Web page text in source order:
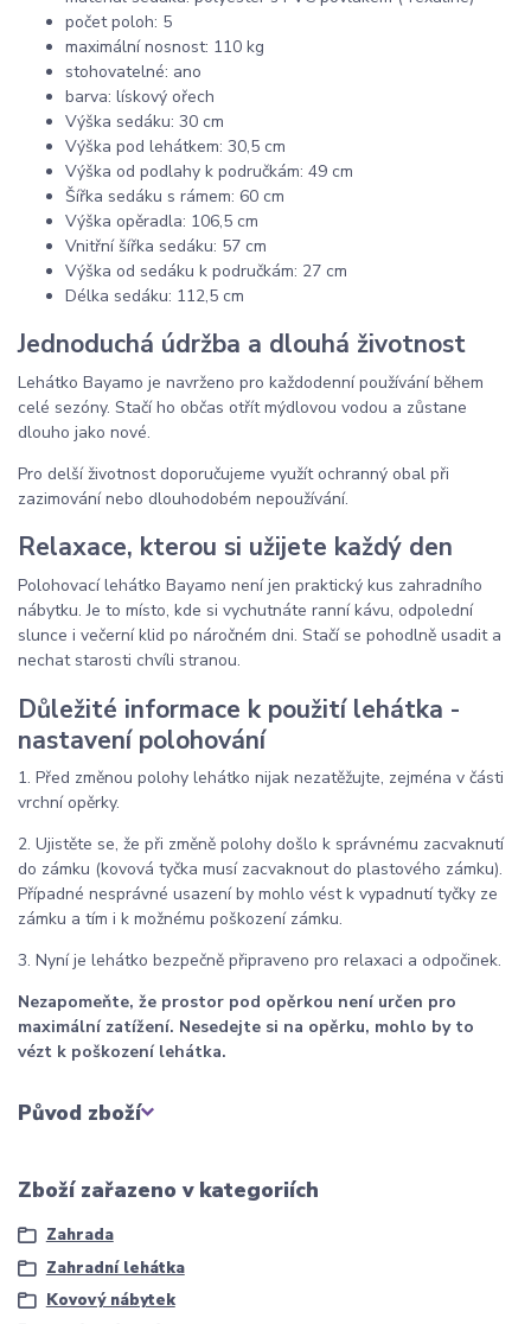
počet poloh: 5
maximální nosnost: 110 kg
stohovatelné: ano
barva: lískový ořech
Výška sedáku: 30 cm
Výška pod lehátkem: 30,5 cm
Výška od podlahy k područkám: 49 cm
Šířka sedáku s rámem: 60 cm
Výška opěradla: 106,5 cm
Vnitřní šířka sedáku: 57 cm
Výška od sedáku k područkám: 27 cm
Délka sedáku: 112,5 cm
Jednoduchá údržba a dlouhá životnost
Lehátko Bayamo je navrženo pro každodenní používání během
celé sezóny. Stačí ho občas otřít mýdlovou vodou a zůstane
dlouho jako nové.
Pro delší životnost doporučujeme využít ochranný obal při
zazimování nebo dlouhodobém nepoužívání.
Relaxace, kterou si užijete každý den
Polohovací lehátko Bayamo není jen praktický kus zahradního
nábytku. Je to místo, kde si vychutnáte ranní kávu, odpolední
slunce i večerní klid po náročném dni. Stačí se pohodlně usadit a
nechat starosti chvíli stranou.
Důležité informace k použití lehátka -
nastavení polohování
1. Před změnou polohy lehátko nijak nezatěžujte, zejména v části
vrchní opěrky.
2. Ujistěte se, že při změně polohy došlo k správnému zacvaknutí
do zámku (kovová tyčka musí zacvaknout do plastového zámku).
Případné nesprávné usazení by mohlo vést k vypadnutí tyčky ze
zámku a tím i k možnému poškození zámku.
3. Nyní je lehátko bezpečně připraveno pro relaxaci a odpočinek.
Nezapomeňte, že prostor pod opěrkou není určen pro
maximální zatížení. Nesedejte si na opěrku, mohlo by to
vézt k poškození lehátka.
Původ zboží
Zboží zařazeno v kategoriích
Zahrada
Zahradní lehátka
Kovový nábytek